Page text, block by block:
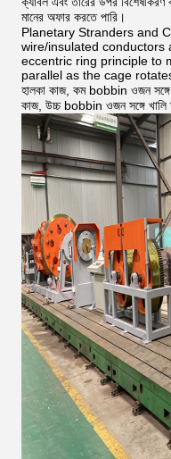
মানের অফার করতে পারি।
Planetary Stranders and
wire/insulated conductors
eccentric ring principle to
parallel as the cage rotatesএই
হালকা কাজ, কম bobbin ওজন সঙ্গে
কাজ, উচ্চ bobbin ওজন সঙ্গে